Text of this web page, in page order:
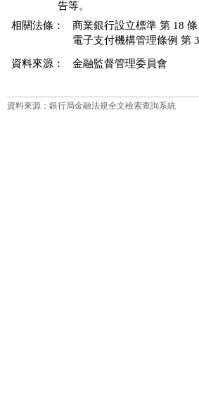
相關法條：
商業銀行設立標準 第 18 條
電子支付機構管理條例 第
資料來源： 金融監督管理委員會
資料來源：銀行局金融法規全文檢索查詢系統